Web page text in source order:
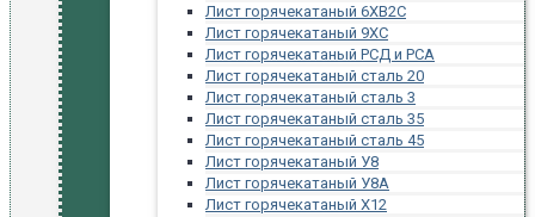
Лист горячекатаный 6ХВ2С
Лист горячекатаный 9ХС
Лист горячекатаный РСД и РСА
Лист горячекатаный сталь 20
Лист горячекатаный сталь 3
Лист горячекатаный сталь 35
Лист горячекатаный сталь 45
Лист горячекатаный У8
Лист горячекатаный У8А
Лист горячекатаный Х12